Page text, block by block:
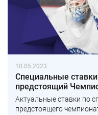
10.05.2023
Специальные
предстоящий
Актуальные ставки по
предстоящего